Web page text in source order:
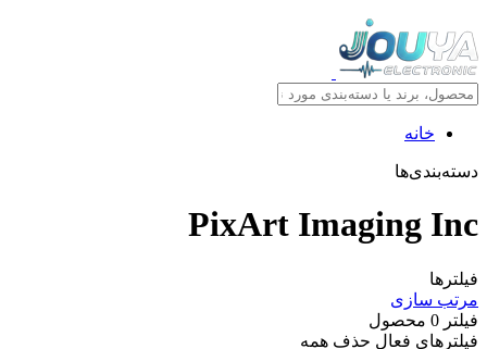
خانه
دسته‌بندی‌ها
PixArt Imaging Inc
فیلترها
مرتب سازی
فیلتر 0 محصول
فیلترهای فعال حذف همه